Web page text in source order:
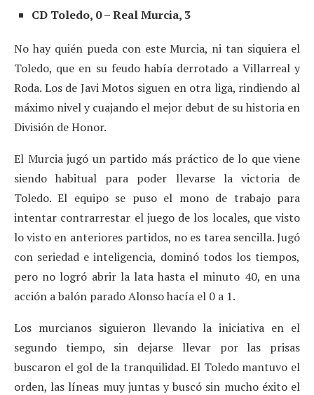
CD Toledo, 0 – Real Murcia, 3
No hay quién pueda con este Murcia, ni tan siquiera el
Toledo, que en su feudo había derrotado a Villarreal y
Roda. Los de Javi Motos siguen en otra liga, rindiendo al
máximo nivel y cuajando el mejor debut de su historia en
División de Honor.
El Murcia jugó un partido más práctico de lo que viene
siendo habitual para poder llevarse la victoria de
Toledo. El equipo se puso el mono de trabajo para
intentar contrarrestar el juego de los locales, que visto
lo visto en anteriores partidos, no es tarea sencilla. Jugó
con seriedad e inteligencia, dominó todos los tiempos,
pero no logró abrir la lata hasta el minuto 40, en una
acción a balón parado Alonso hacía el 0 a 1.
Los murcianos siguieron llevando la iniciativa en el
segundo tiempo, sin dejarse llevar por las prisas
buscaron el gol de la tranquilidad. El Toledo mantuvo el
orden, las líneas muy juntas y buscó sin mucho éxito el